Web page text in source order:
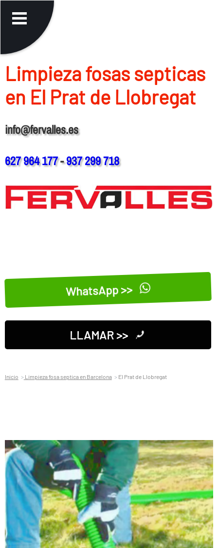
Limpieza fosas septicas
en El Prat de Llobregat
info@fervalles.es
627 964 177-937 299 718
WhatsApp >>
LLAMAR >>
Inicio Limpieza fosa septica en Barcelona El Prat de Llobregat